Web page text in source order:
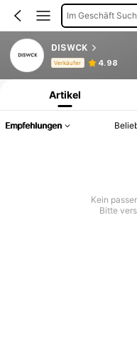
Im Geschäft
DISWCK
Verkäufer 4.98
Produktinformation:
Artikel
Empfehlungen
Kein
Bitte